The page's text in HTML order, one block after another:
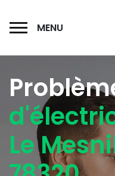
MENU
Le